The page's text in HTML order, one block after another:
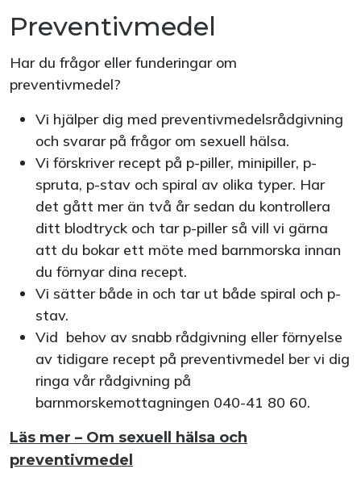
Preventivmedel
Har du frågor eller funderingar om
preventivmedel?
Vi hjälper dig med preventivmedelsrådgivning
och svarar på frågor om sexuell hälsa.
Vi förskriver recept på p-piller, minipiller, p-
spruta, p-stav och spiral av olika typer. Har
det gått mer än två år sedan du kontrollera
ditt blodtryck och tar p-piller så vill vi gärna
att du bokar ett möte med barnmorska innan
du förnyar dina recept.
Vi sätter både in och tar ut både spiral och p-
stav.
Vid behov av snabb rådgivning eller förnyelse
av tidigare recept på preventivmedel ber vi dig
ringa vår rådgivning på
barnmorskemottagningen 040-41 80 60.
Läs mer – Om sexuell hälsa och
preventivmedel